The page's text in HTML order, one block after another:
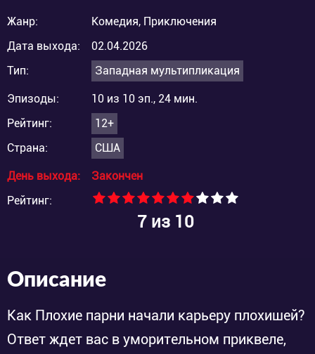
Жанр:
Комедия, Приключения
Дата выхода:
02.04.2026
Тип:
Западная мультипликация
Эпизоды:
10 из 10 эп., 24 мин.
Рейтинг:
12+
Страна:
США
День выхода:
Закончен
Рейтинг:
7из 10
Описание
Как Плохие парни начали карьеру плохишей?
Ответ ждет вас в уморительном приквеле,